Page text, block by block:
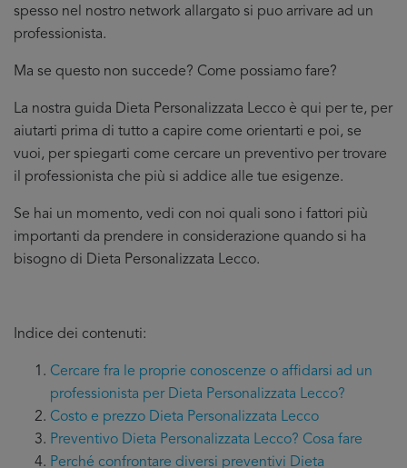
spesso nel nostro network allargato si puo arrivare ad un
professionista.
Ma se questo non succede? Come possiamo fare?
La nostra guida Dieta Personalizzata Lecco è qui per te, per
aiutarti prima di tutto a capire come orientarti e poi, se
vuoi, per spiegarti come cercare un preventivo per trovare
il professionista che più si addice alle tue esigenze.
Se hai un momento, vedi con noi quali sono i fattori più
importanti da prendere in considerazione quando si ha
bisogno di Dieta Personalizzata Lecco.
Indice dei contenuti:
Cercare fra le proprie conoscenze o affidarsi ad un
professionista per Dieta Personalizzata Lecco?
Costo e prezzo Dieta Personalizzata Lecco
Preventivo Dieta Personalizzata Lecco? Cosa fare
Perché confrontare diversi preventivi Dieta